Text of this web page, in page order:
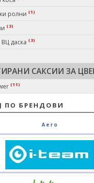
ролни (1)
(3)
даска (3)
САКСИИ ЗА
(11)
ПО БРЕНДОВИ
Aero